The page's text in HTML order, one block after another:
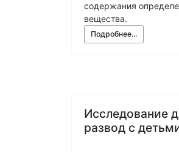
содержания
вещества.
Подробнее...
Исследование
развод с